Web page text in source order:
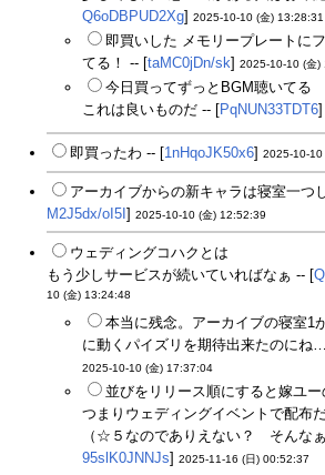
Q6oDBPUD2Xg] 2025-10-10 (金) 13:28:31
即買いした メモリープレートに
てる！ -- [taMC0jDn/sk] 2025-10-10 (金)
今日買ってずっとBGM聴いてる
これは良いものだ -- [PqNUN33TDT6]
即買ったわ -- [1nHqoJK50x6] 2025-10-10
アーカイブからの新キャラは寝室一つ
M2J5dx/oI5I ] 2025-10-10 (金) 12:52:39
ウェディングコハクとは
もう少しサービスが続いていればなぁ -- [
10 (金) 13:24:48
本当に残念。アーカイブの寝室1
に動くパイズリを期待出来たのにね
2025-10-10 (金) 17:37:04
並びをリリース順にすると嫁ユー
つまりウェディングイベントで配布
（☆５なのでありえない？ そんな
95slK0JNNJs] 2025-11-16 (日) 00:52:37